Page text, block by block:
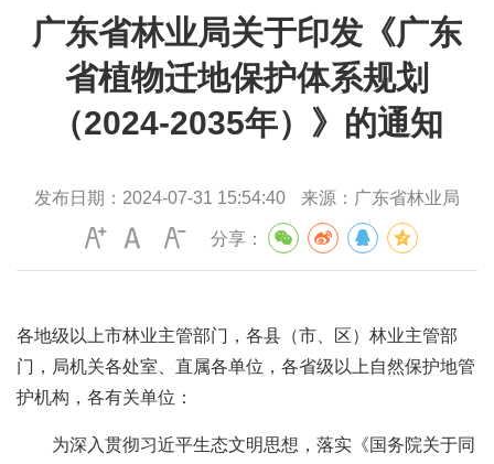
广东省林业局关于印发《广东
省植物迁地保护体系规划
（2024-2035年）》的通知
发布日期： 2024-07-31 15:54:40 来源： 广东省林业局
分享：
各地级以上市林业主管部门，各县（市、区）林业主管部
门，局机关各处室、直属各单位，各省级以上自然保护地管
护机构，各有关单位：
为深入贯彻习近平生态文明思想，落实《国务院关于同